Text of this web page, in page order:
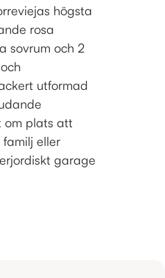
högsta
rosa
sovrum och 2
utformad
om plats att
eller
garage